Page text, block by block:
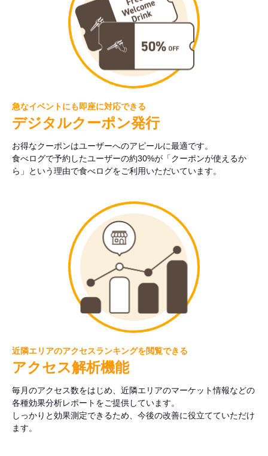
急なイベントにも即座に対応できる
デジタルクーポン発行
お得なクーポンはユーザーへのアピールに最適です。
食べログで予約したユーザーの約30%が「クーポンが使えるか
ら」という理由で食べログをご利用いただいています。
近隣エリアのアクセスランキングを閲覧できる
アクセス解析機能
毎月のアクセス数をはじめ、近隣エリアのマーケット情報などの
各種効果分析レポートをご提供しています。
しっかりと効果測定できるため、今後の改善に役立てていただけ
ます。